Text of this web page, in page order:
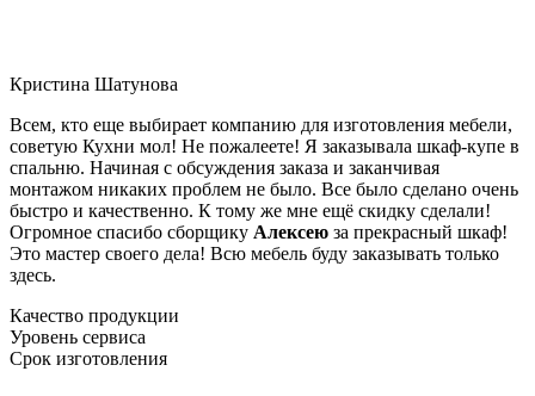
Кристина Шатунова
Всем, кто еще выбирает компанию для изготовления мебели,
советую Кухни мол! Не пожалеете! Я заказывала шкаф-купе в
спальню. Начиная с обсуждения заказа и заканчивая
монтажом никаких проблем не было. Все было сделано очень
быстро и качественно. К тому же мне ещё скидку сделали!
Огромное спасибо сборщику Алексею за прекрасный шкаф!
Это мастер своего дела! Всю мебель буду заказывать только
здесь.
Качество продукции
Уровень сервиса
Срок изготовления